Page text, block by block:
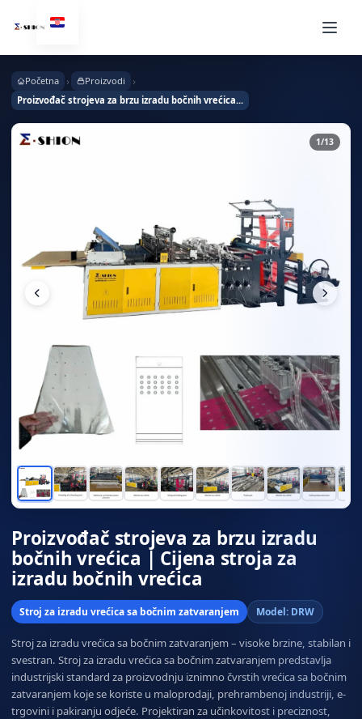
Početna › Proizvodi ›
Proizvođač strojeva za brzu izradu bočnih vrećica...
1/13
Proizvođač strojeva za brzu izradu
bočnih vrećica | Cijena stroja za
izradu bočnih vrećica
Stroj za izradu vrećica sa bočnim zatvaranjem Model: DRW
Stroj za izradu vrećica sa bočnim zatvaranjem – visoke brzine, stabilan i
svestran. Stroj za izradu vrećica sa bočnim zatvaranjem predstavlja
industrijski standard za proizvodnju iznimno čvrstih vrećica sa bočnim
zatvaranjem koje se koriste u maloprodaji, prehrambenoj industriji, e-
trgovini i pakiranju odjeće. Projektiran za učinkovitost i preciznost,